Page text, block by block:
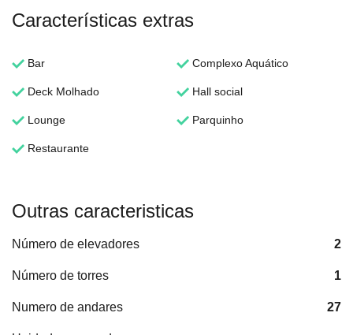
Características extras
Bar Complexo Aquático
Deck Molhado Hall social
Lounge Parquinho
Restaurante
Outras caracteristicas
Número de elevadores 2
Número de torres 1
Numero de andares 27